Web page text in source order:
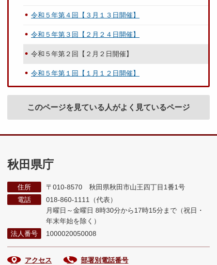
令和５年第４回【３月１３日開催】
令和５年第３回【２月２４日開催】
令和５年第２回【２月２日開催】
令和５年第１回【１月１２日開催】
このページを見ている人がよく見ているページ
秋田県庁
住所
〒010-8570 秋田県秋田市山王四丁目1番1号
電話
018-860-1111（代表）
月曜日～金曜日 8時30分から17時15分まで （祝日・
年末年始を除く）
法人番号
1000020050008
アクセス 部署別電話番号